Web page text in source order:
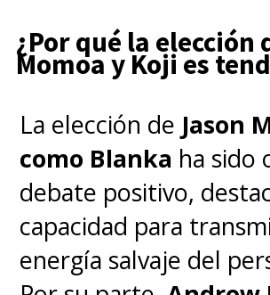
¿Por qué la elección
Momoa y Koji es
La elección de Jason
como Blanka ha sido
debate positivo,
capacidad para
energía salvaje del